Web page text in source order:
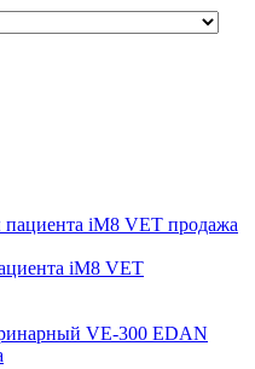
iM8 VET